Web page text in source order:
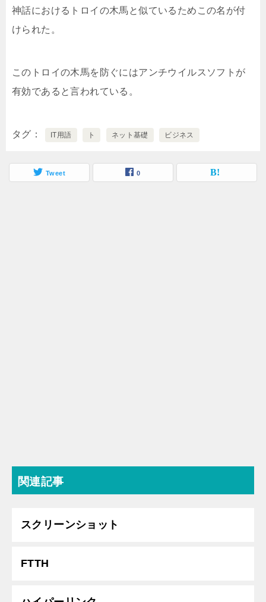
神話におけるトロイの木馬と似ているためこの名が付
けられた。
このトロイの木馬を防ぐにはアンチウイルスソフトが
有効であると言われている。
タグ IT用語 ト ネット基礎 ビジネス
Tweet 0
関連記事
スクリーンショット
FTTH